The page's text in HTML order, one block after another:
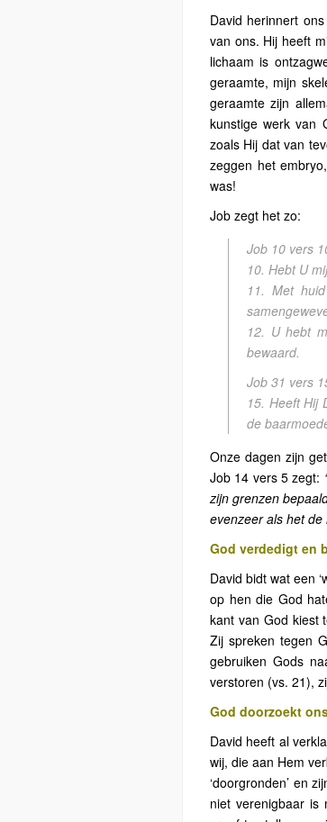
David herinnert
van ons. Hij heeft
lichaam is
geraamte, mijn
geraamte zijn
kunstige werk van
zoals Hij dat van
zeggen het
was!
Job zegt het zo:
Job 10 vers
10. Hebt U
11. Met
12. U hebt
bewaard.
Job 31 vers
15. Heeft Hij
de
Onze dagen zijn
Job 14 vers 5 zegt:
zijn grenzen
evenzeer als het
God verdedigt en
David bidt wat een
op hen die God
kant van God kiest
Zij spreken tegen
gebruiken Gods
verstoren (vs. 21),
God doorzoekt
David heeft al
wij, die aan Hem
‘doorgronden’ en
niet verenigbaar